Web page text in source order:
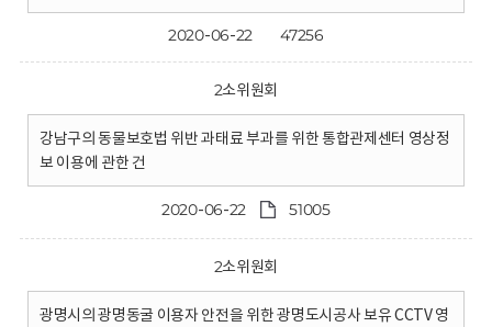
2020-06-22 47256
2소위원회
강남구의 동물보호법 위반 과태료 부과를 위한 통합관제센터 영상정
보 이용에 관한 건
2020-06-22 51005
2소위원회
광명시의 광명동굴 이용자 안전을 위한 광명도시공사 보유 CCTV 영